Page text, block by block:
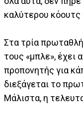
καλύτερου κόουτς
Στα τρία
τους «μπλε», έχει
προπονητής για
διεξάγεται το
Μάλιστα, η